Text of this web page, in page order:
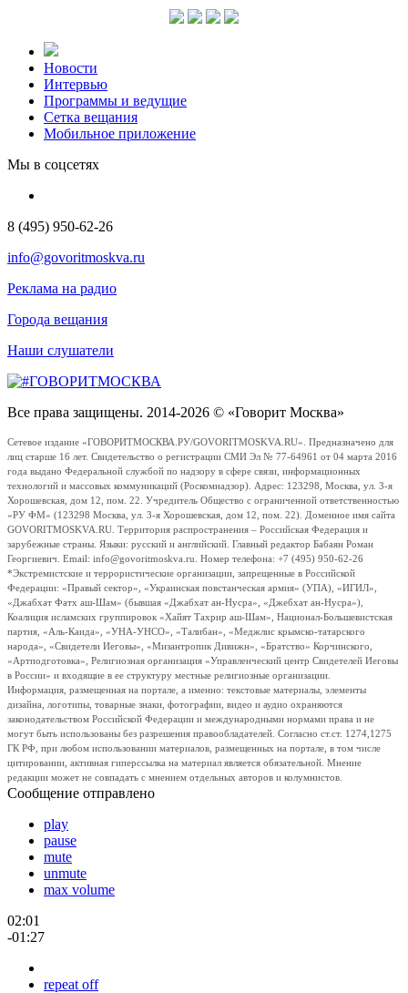
Новости
Интервью
Программы и ведущие
Сетка вещания
Мобильное приложение
Мы в соцсетях
8 (495) 950-62-26
info@govoritmoskva.ru
Реклама на радио
Города вещания
Наши слушатели
Все права защищены. 2014-2026 © «Говорит Москва»
Сетевое издание «ГОВОРИТМОСКВА.РУ/GOVORITMOSKVA.RU». Предназначено для
лиц старше 16 лет. Свидетельство о регистрации СМИ Эл № 77-64961 от 04 марта 2016
года выдано Федеральной службой по надзору в сфере связи, информационных
технологий и массовых коммуникаций (Роскомнадзор). Адрес: 123298, Москва, ул. 3-я
Хорошевская, дом 12, пом. 22. Учредитель Общество с ограниченной ответственностью
«РУ ФМ» (123298 Москва, ул. 3-я Хорошевская, дом 12, пом. 22). Доменное имя сайта
GOVORITMOSKVA.RU. Территория распространения – Российская Федерация и
зарубежные страны. Языки: русский и английский. Главный редактор Бабаян Роман
Георгиевич. Email: info@govoritmoskva.ru. Номер телефона: +7 (495) 950-62-26
*Экстремистские и террористические организации, запрещенные в Российской
Федерации: «Правый сектор», «Украинская повстанческая армия» (УПА), «ИГИЛ»,
«Джабхат Фатх аш-Шам» (бывшая «Джабхат ан-Нусра», «Джебхат ан-Нусра»),
Коалиция исламских группировок «Хайят Тахрир аш-Шам», Национал-Большевистская
партия, «Аль-Каида», «УНА-УНСО», «Талибан», «Меджлис крымско-татарского
народа», «Свидетели Иеговы», «Мизантропик Дивижн», «Братство» Корчинского,
«Артподготовка», Религиозная организация «Управленческий центр Свидетелей Иеговы
в России» и входящие в ее структуру местные религиозные организации.
Информация, размещенная на портале, а именно: текстовые материалы, элементы
дизайна, логотипы, товарные знаки, фотографии, видео и аудио охраняются
законодательством Российской Федерации и международными нормами права и не
могут быть использованы без разрешения правообладателей. Согласно ст.ст. 1274,1275
ГК РФ, при любом использовании материалов, размещенных на портале, в том числе
цитировании, активная гиперссылка на материал является обязательной. Мнение
редакции может не совпадать с мнением отдельных авторов и колумнистов.
Сообщение отправлено
play
pause
mute
unmute
max volume
02:01
-01:27
repeat off